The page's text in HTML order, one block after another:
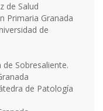
de Salud
Primaria Granada
de
Sobresaliente.
de Patología